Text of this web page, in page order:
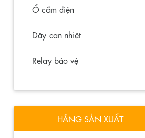
Ổ cắm điện
Dây can nhiệt
Relay bảo vệ
HÃNG SẢN XUẤT